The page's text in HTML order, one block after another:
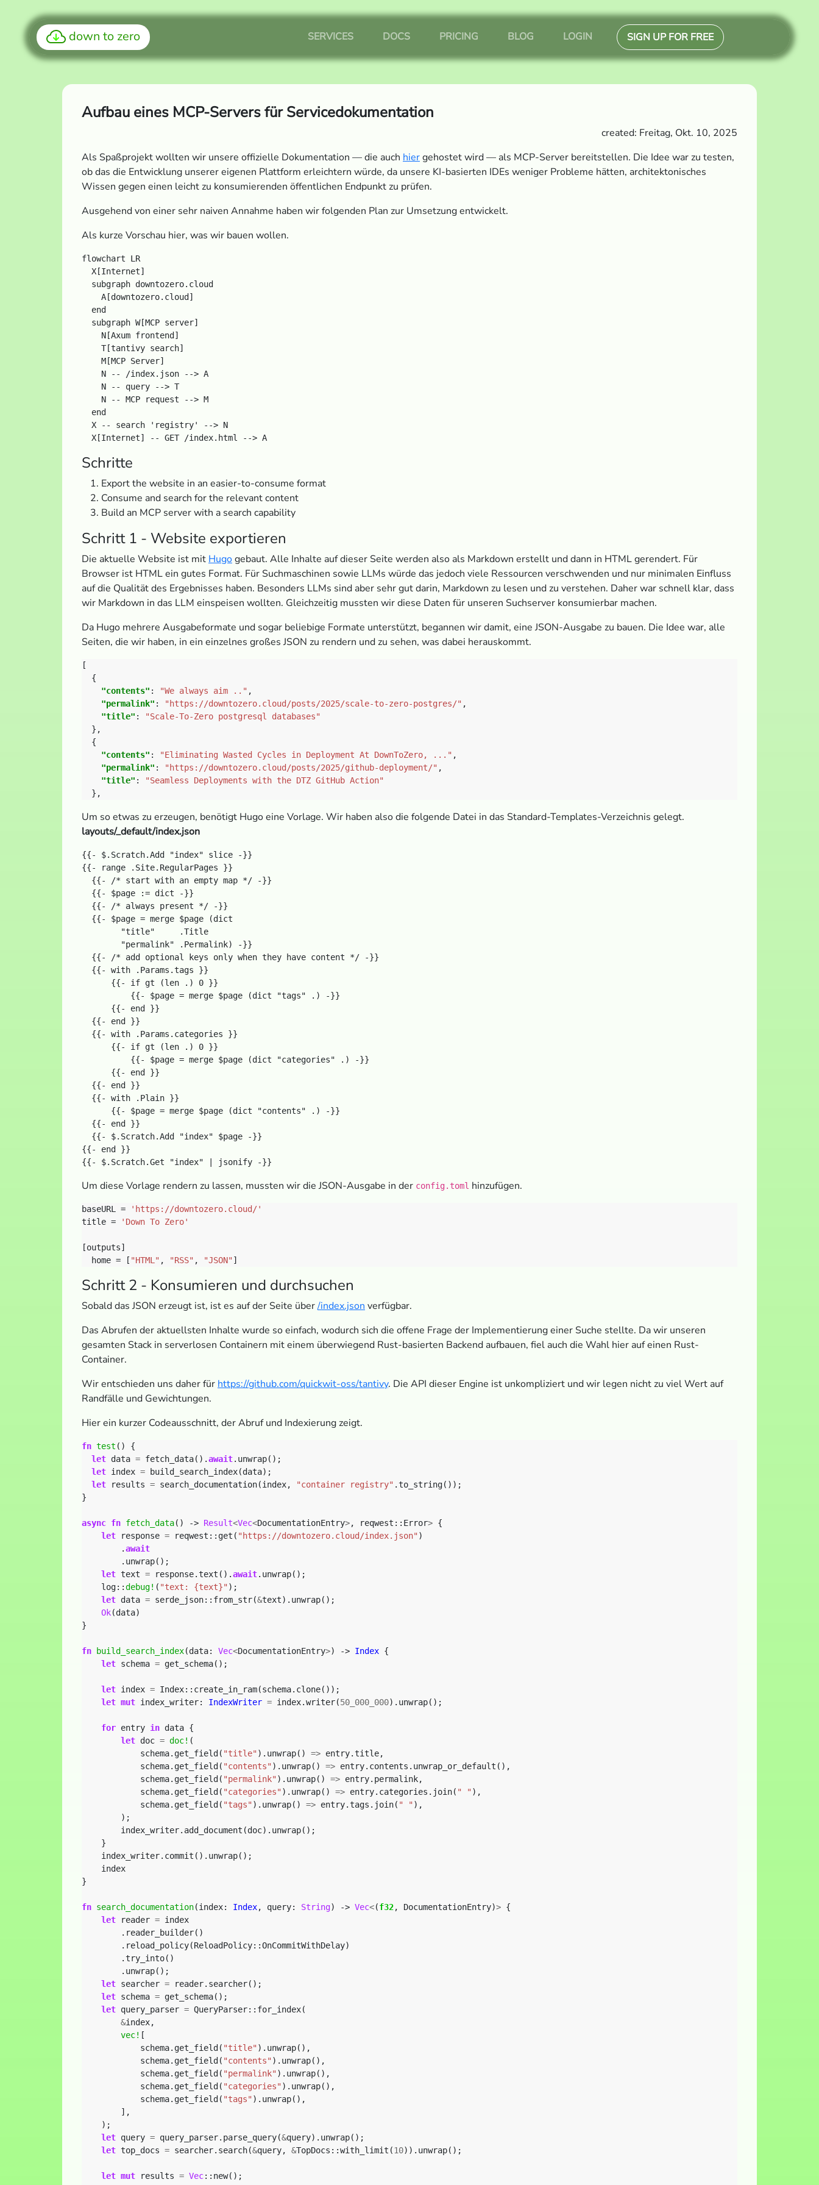
down to zero SERVICES DOCS PRICING BLOG LOGIN SIGN UP FOR FREE
Aufbau eines MCP-Servers für Servicedokumentation
created: Freitag, Okt. 10, 2025
Als Spaßprojekt wollten wir unsere offizielle Dokumentation — die auch hiergehostet wird — als MCP-Server bereitstellen. Die Idee war zu testen,
ob das die Entwicklung unserer eigenen Plattform erleichtern würde, da unsere KI-basierten IDEs weniger Probleme hätten, architektonisches
Wissen gegen einen leicht zu konsumierenden öffentlichen Endpunkt zu prüfen.
Ausgehend von einer sehr naiven Annahme haben wir folgenden Plan zur Umsetzung entwickelt.
Als kurze Vorschau hier, was wir bauen wollen.
flowchart LR
  X[Internet]
  subgraph downtozero.cloud
    A[downtozero.cloud]
  end
  subgraph W[MCP server]
    N[Axum frontend]
    T[tantivy search]
    M[MCP Server]
    N -- /index.json --> A
    N -- query --> T
    N -- MCP request --> M
  end
  X -- search 'registry' --> N
Schritte
Export the website in an easier-to-consume format
Consume and search for the relevant content
Build an MCP server with a search capability
Schritt 1 - Website exportieren
Die aktuelle Website ist mit Hugogebaut. Alle Inhalte auf dieser Seite werden also als Markdown erstellt und dann in HTML gerendert. Für
Browser ist HTML ein gutes Format. Für Suchmaschinen sowie LLMs würde das jedoch viele Ressourcen verschwenden und nur minimalen Einfluss
auf die Qualität des Ergebnisses haben. Besonders LLMs sind aber sehr gut darin, Markdown zu lesen und zu verstehen. Daher war schnell klar, dass
wir Markdown in das LLM einspeisen wollten. Gleichzeitig mussten wir diese Daten für unseren Suchserver konsumierbar machen.
Da Hugo mehrere Ausgabeformate und sogar beliebige Formate unterstützt, begannen wir damit, eine JSON-Ausgabe zu bauen. Die Idee war, alle
Seiten, die wir haben, in ein einzelnes großes JSON zu rendern und zu sehen, was dabei herauskommt.
"contents" : "We always aim .."
"permalink" : "https://downtozero.cloud/posts/2025/scale-to-zero-postgres/"
"title" :
"Scale-To-Zero postgresql databases"
"contents" : "Eliminating Wasted Cycles in Deployment At DownToZero, ..."
"permalink" : "https://downtozero.cloud/posts/2025/github-deployment/"
"title" :
"Seamless Deployments with the DTZ GitHub Action"
Um so etwas zu erzeugen, benötigt Hugo eine Vorlage. Wir haben also die folgende Datei in das Standard-Templates-Verzeichnis gelegt.
layouts/_default/index.json
{{- $.Scratch.Add "index" slice -}}
{{- range .Site.RegularPages }}
  {{- /* start with an empty map */ -}}
  {{- $page := dict -}}
  {{- /* always present */ -}}
  {{- $page = merge $page (dict
        "title"     .Title
        "permalink" .Permalink) -}}
  {{- /* add optional keys only when they have content */ -}}
  {{- with .Params.tags }}
      {{- if gt (len .) 0 }}
          {{- $page = merge $page (dict "tags" .) -}}
      {{- end }}
  {{- end }}
  {{- with .Params.categories }}
      {{- if gt (len .) 0 }}
          {{- $page = merge $page (dict "categories" .) -}}
      {{- end }}
  {{- end }}
  {{- with .Plain }}
      {{- $page = merge $page (dict "contents" .) -}}
  {{- end }}
  {{- $.Scratch.Add "index" $page -}}
{{- end }}
Um diese Vorlage rendern zu lassen, mussten wir die JSON-Ausgabe in der config.toml hinzufügen.
baseURL =
'https://downtozero.cloud/'
title =
'Down To Zero'
  home = [
"HTML" , "RSS" , "JSON"
Schritt 2 - Konsumieren und durchsuchen
Sobald das JSON erzeugt ist, ist es auf der Seite über/index.json verfügbar.
Das Abrufen der aktuellsten Inhalte wurde so einfach, wodurch sich die offene Frage der Implementierung einer Suche stellte. Da wir unseren
gesamten Stack in serverlosen Containern mit einem überwiegend Rust-basierten Backend aufbauen, fiel auch die Wahl hier auf einen Rust-
Container.
Wir entschieden uns daher für https://github.com/quickwit-oss/tantivy. Die API dieser Engine ist unkompliziert und wir legen nicht zu viel Wert auf
Randfälle und Gewichtungen.
Hier ein kurzer Codeausschnitt, der Abruf und Indexierung zeigt.
fn test ()
{
let data = fetch_data().await.unwrap();
let index =
build_search_index(data);
let
results = search_documentation(index, "container registry" .to_string());
}
async fn fetch_data() -> Result<Vec<DocumentationEntry>, reqwest::Error> {
let
response = reqwest::get( "https://downtozero.cloud/index.json" )
.await
.unwrap();
let text = response.text().await.unwrap();
log::debug! ( "text: {text}" );
let data = serde_json::from_str(&text).unwrap();
Ok(data)
}
fn build_search_index(data: Vec<DocumentationEntry>) -> Index {
let schema = get_schema();
let index = Index::create_in_ram(schema.clone());
let mut index_writer: IndexWriter = index.writer(50_000_000).unwrap();
for entry in data {
let doc = doc! (
schema.get_field( "title" ).unwrap() => entry.title,
schema.get_field( "contents" ).unwrap() => entry.contents.unwrap_or_default(),
schema.get_field( "permalink" ).unwrap() => entry.permalink,
schema.get_field( "categories" ).unwrap() => entry.categories.join( " " ),
schema.get_field( "tags" ).unwrap() => entry.tags.join( " " ),
);
index_writer.add_document(doc).unwrap();
}
index_writer.commit().unwrap();
index
}
fn search_documentation(index: Index, query: String) -> Vec<(f32, DocumentationEntry)> {
let
reader = index
.reader_builder()
.reload_policy(ReloadPolicy::OnCommitWithDelay)
.try_into()
.unwrap();
let searcher =
reader.searcher();
let schema = get_schema();
let query_parser = QueryParser::for_index(
&index,
vec! [
schema.get_field( "title" ).unwrap(),
schema.get_field( "contents" ).unwrap(),
schema.get_field( "permalink" ).unwrap(),
schema.get_field( "categories" ).unwrap(),
schema.get_field( "tags" ).unwrap(),
],
);
let query = query_parser.parse_query(&query).unwrap();
let top_docs = searcher.search(&query, &TopDocs::with_limit(10)).unwrap();
let mut results = Vec::new();